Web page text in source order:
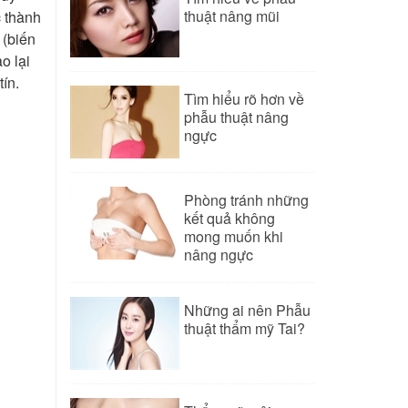
lại
thuật nâng mũi
Tìm hiểu rõ hơn về
phẫu thuật nâng
ngực
Phòng tránh những
kết quả không
mong muốn khi
nâng ngực
Những ai nên Phẫu
thuật thẩm mỹ Tai?